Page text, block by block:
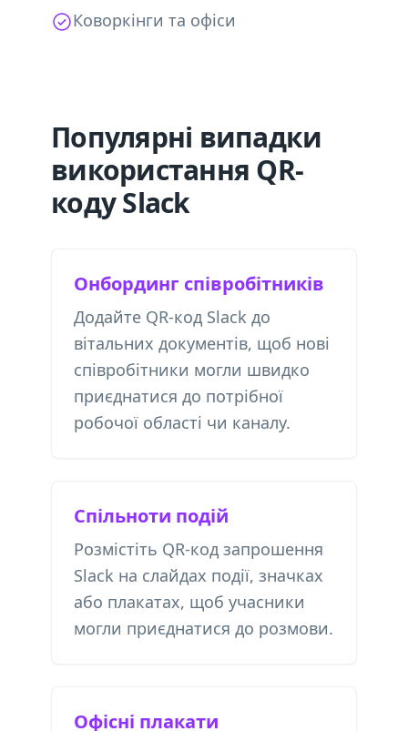
Коворкінги та офіси
Популярні випадки
використання QR-
коду Slack
Онбординг співробітників
Додайте QR-код Slack до
вітальних документів, щоб нові
співробітники могли швидко
приєднатися до потрібної
робочої області чи каналу.
Спільноти подій
Розмістіть QR-код запрошення
Slack на слайдах події, значках
або плакатах, щоб учасники
могли приєднатися до розмови.
Офісні плакати